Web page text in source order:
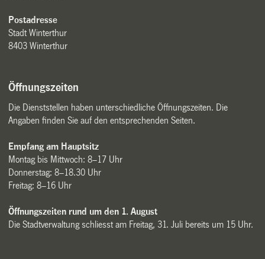
Postadresse
Stadt Winterthur
8403 Winterthur
Öffnungszeiten
Die Dienststellen haben unterschiedliche Öffnungszeiten. Die
Angaben finden Sie auf den entsprechenden Seiten.
Empfang am Hauptsitz
Montag bis Mittwoch: 8–17 Uhr
Donnerstag: 8–18.30 Uhr
Freitag: 8–16 Uhr
Öffnungszeiten rund um den 1. August
Die Stadtverwaltung schliesst am Freitag, 31. Juli bereits um 15 Uhr.